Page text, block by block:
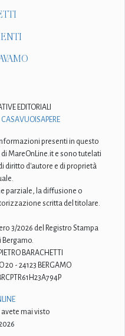
EDITORIALI
CASAVUOISAPERE
presenti in questo
MareOnLine.it e sono tutelati
diritto d'autore e di proprietà
parziale, la diffusione o
scritta del titolare.
3/2026 del Registro Stampa
Bergamo.
BARACHETTI
20 - 24123 BERGAMO
avete mai visto